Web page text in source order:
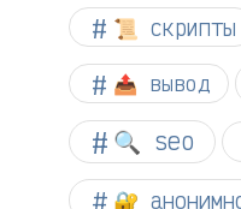
📜 скрипты
📤 вывод
🔍 seo
🔐